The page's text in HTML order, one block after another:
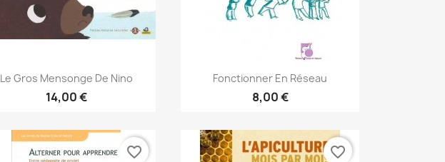
Aperçu rapide
Le Gros Mensonge De Nino
14,00 €
Aperçu rapide
Fonctionner En Réseau
8,00 €
favorite_border favorite_border